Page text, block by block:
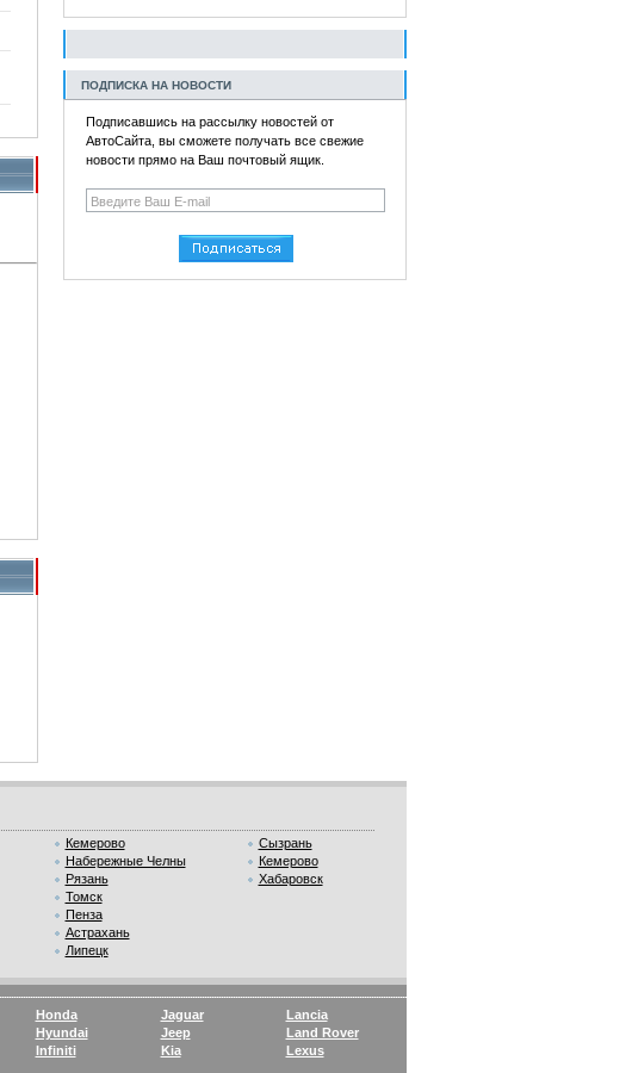
ПОДПИСКА НА НОВОСТИ
Подписавшись на рассылку новостей от
АвтоСайта, вы сможете получать все свежие
новости прямо на Ваш почтовый ящик.
Кемерово
Набережные Челны
Рязань
Томск
Пенза
Астрахань
Липецк
Сызрань
Кемерово
Хабаровск
Honda
Hyundai
Infiniti
Jaguar
Jeep
Kia
Lancia
Land Rover
Lexus